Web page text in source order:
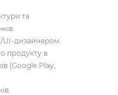
та
UI-дизайнером.
продукту в
(Google Play,